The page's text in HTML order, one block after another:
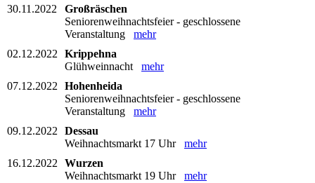
30.11.2022
Großräschen
Seniorenweihnachtsfeier - geschlossene
Veranstaltung mehr
02.12.2022
Krippehna
Glühweinnacht mehr
07.12.2022
Hohenheida
Seniorenweihnachtsfeier - geschlossene
Veranstaltung mehr
09.12.2022
Dessau
Weihnachtsmarkt 17 Uhr mehr
16.12.2022
Wurzen
Weihnachtsmarkt 19 Uhr mehr